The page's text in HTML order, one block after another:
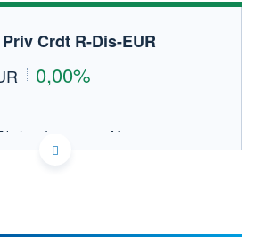
Crdt R-Dis-EUR
0,00%
Investment Management
CONNU AU 30/06/2026
100,6